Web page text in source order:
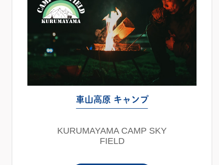
車山高原 キャンプ
KURUMAYAMA CAMP SKY
FIELD